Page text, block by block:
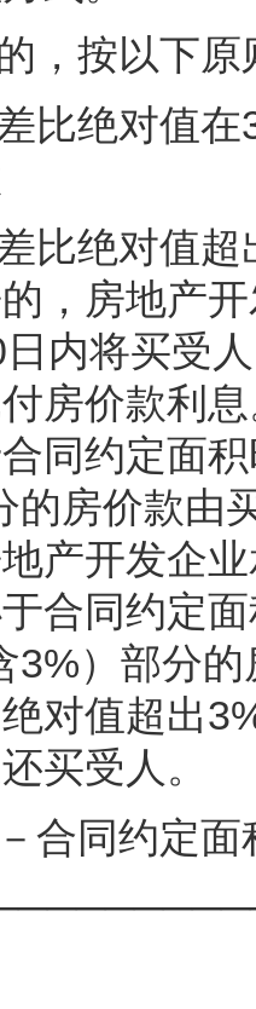
，按以下原
比绝对值
比绝对值
，房地产
内将买受
房价款利
同约定面
的房价款由
产开发企
合同约定
3%）部分
对值超出
买受人。
合同约定面